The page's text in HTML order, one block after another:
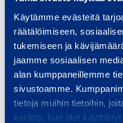
Käytämme evästeitä
räätälöimiseen,
tukemiseen ja
jaamme sosiaalisen
alan kumppaneillemme
sivustoamme.
tietoja muihin tietoihin,
kerätty, kun olet
Kuljetus Puhdistus
Talotekniikka Tankkaus
Kuljetus ja logistiikka